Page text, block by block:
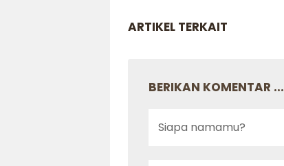
ARTIKEL TERKAIT
BERIKAN KOMENTAR ...